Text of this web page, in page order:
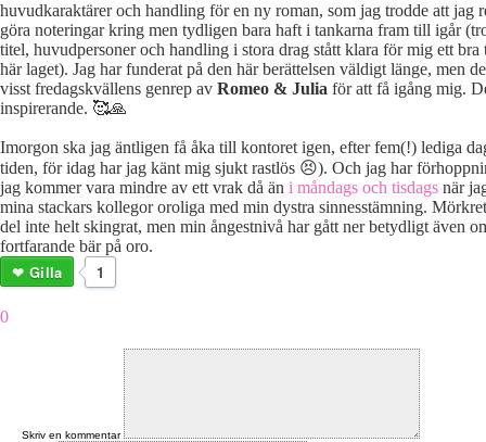
huvudkaraktärer och handling för en ny roman, som jag trodde att jag
göra noteringar kring men tydligen bara haft i tankarna fram till igår
titel, huvudpersoner och handling i stora drag stått klara för mig ett bra
här laget). Jag har funderat på den här berättelsen väldigt länge, men
visst fredagskvällens genrep av Romeo & Julia för att få igång mig.
inspirerande. 🥰🙏
Imorgon ska jag äntligen få åka till kontoret igen, efter fem(!) lediga
tiden, för idag har jag känt mig sjukt rastlös 😣). Och jag har
jag kommer vara mindre av ett vrak då än i måndags och tisdags när
mina stackars kollegor oroliga med min dystra sinnesstämning.
del inte helt skingrat, men min ångestnivå har gått ner betydligt även
fortfarande bär på oro.
1
Gilla
0
Skriv en kommentar